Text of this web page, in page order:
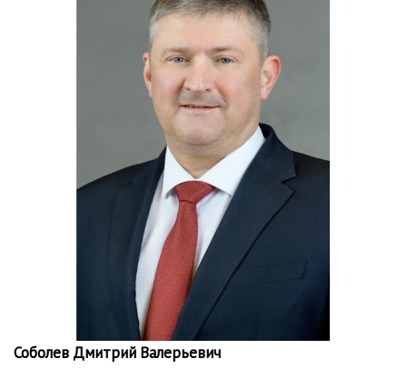
Соболев Дмитрий Валерьевич